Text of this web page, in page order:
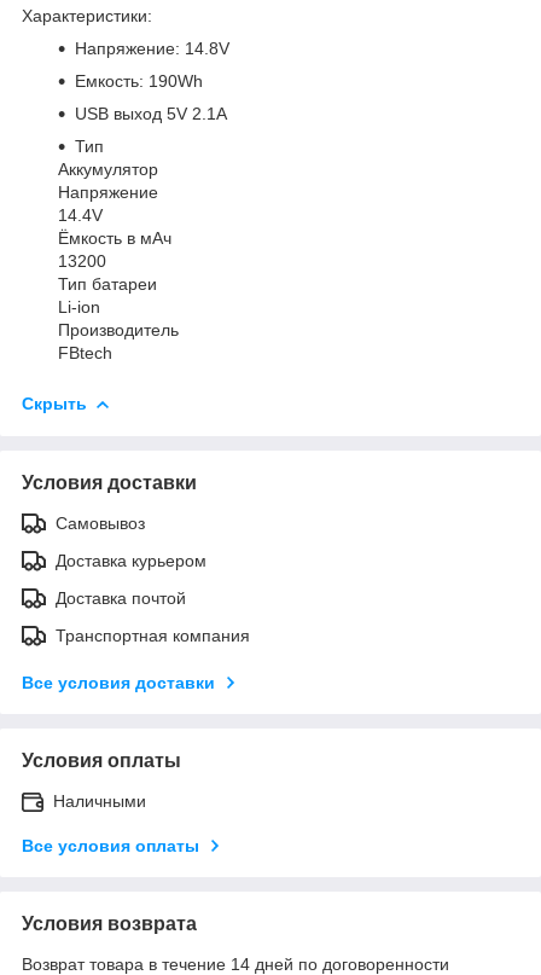
Характеристики:
Напряжение: 14.8V
Емкость: 190Wh
USB выход 5V 2.1A
Тип
Аккумулятор
Напряжение
14.4V
Ёмкость в мАч
13200
Тип батареи
Li-ion
Производитель
FBtech
Скрыть
Условия доставки
Самовывоз
Доставка курьером
Доставка почтой
Транспортная компания
Все условия доставки
Условия оплаты
Наличными
Все условия оплаты
Условия возврата
Возврат товара в течение 14 дней по договоренности